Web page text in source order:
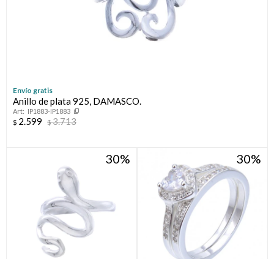
Envío gratis
Anillo de plata 925, DAMASCO.
IP1883-IP1883
$ 2.599 $3.713
30 30